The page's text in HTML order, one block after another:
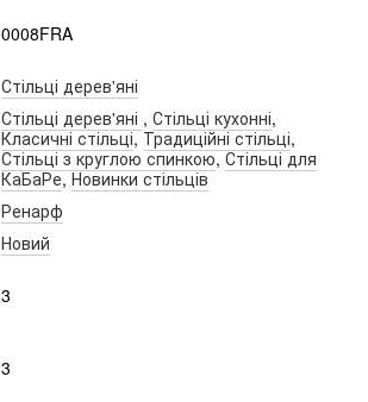
0008FRA
Стільці дерев'яні
Стільці дерев'яні , Стільці кухонні,
Класичні стільці,Традиційні стільці,
Стільці з круглою спинкою,Стільці для
КаБаРе,Новинки стільців
Ренарф
Новий
3
3